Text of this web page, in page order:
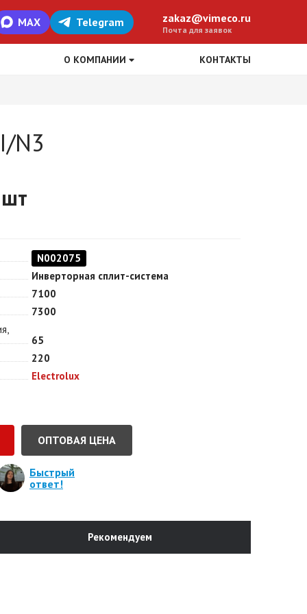
MAX Telegram zakaz@vimeco.ru
Почта для заявок
О КОМПАНИИ КОНТАКТЫ
N3
N002075
Инверторная сплит-система
7100
7300
65
220
Electrolux
ОПТОВАЯ ЦЕНА
Быстрый
ответ!
Рекомендуем